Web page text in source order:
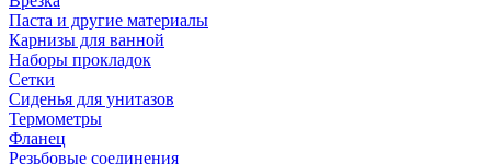
Паста и другие материалы
Карнизы для ванной
Наборы прокладок
Сетки
Сиденья для унитазов
Термометры
Фланец
Резьбовые соединения